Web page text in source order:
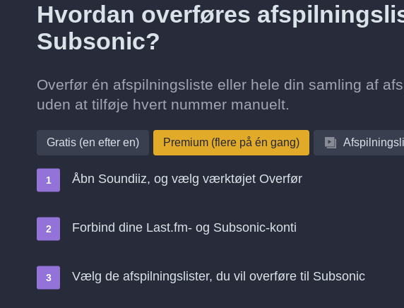
Hvordan overføres
Subsonic?
Overfør én afspilningsliste eller hele din samling af
uden at tilføje hvert nummer manuelt.
Gratis (en efter en) Premium (flere på én gang)
Åbn Soundiiz, og vælg værktøjet Overfør
Forbind dine Last.fm- og Subsonic-konti
Vælg de afspilningslister, du vil overføre til Subsonic